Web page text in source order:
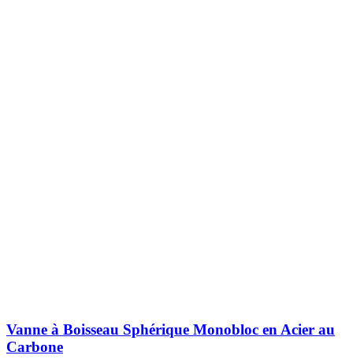
Vanne à Boisseau Sphérique Monobloc en Acier au
Carbone